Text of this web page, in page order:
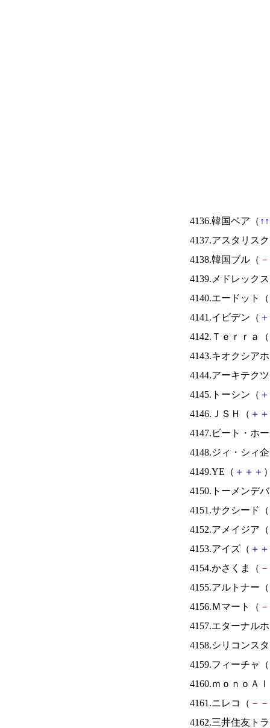
4136.韓国ベア（ ↑ ↑
4137.アスタリス
4138.韓国ブル（ －
4139.メドレック
4140.エードット（
4141.イビデン（ ＋
4142.Ｔｅｒｒａ（
4143.キオクシア
4144.アーキテク
4145.トーシン（ ＋
4146.ＪＳＨ（ ＋ ＋
4147.ビート・ホ
4148.ジィ・シィ
4149.YE（ ＋ ＋ ＋
4150.トーメンデ
4151.サクシード（
4152.アメイジア（
4153.アイズ（ ＋ ＋
4154.かさくま（ －
4155.アルトナー（
4156.Ｍマート（ －
4157.エターナル
4158.シリコンス
4159.フィーチャ（
4160.ｍｏｎｏＡ
4161.ニレコ（ － －
4162.三井住友ト